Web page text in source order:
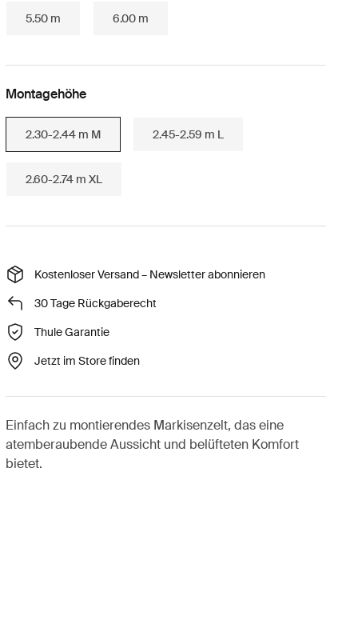
5.50 m 6.00 m
Montagehöhe
2.30-2.44 m M 2.45-2.59 m L
2.60-2.74 m XL
Kostenloser Versand – Newsletter abonnieren
30 Tage Rückgaberecht
Thule Garantie
Jetzt im Store finden
Einfach zu montierendes Markisenzelt, das eine
atemberaubende Aussicht und belüfteten Komfort
bietet.